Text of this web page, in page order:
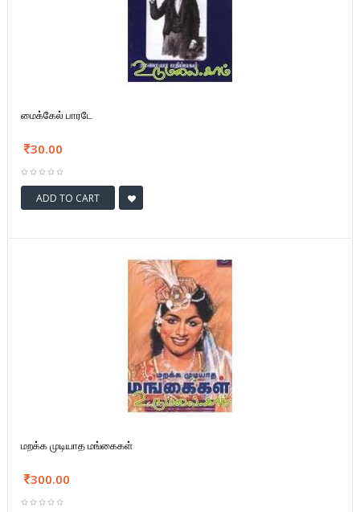
மைக்கேல் பாரடே
30.00
ADD TO CART
மறக்க முடியாத மங்கைகள்
300.00